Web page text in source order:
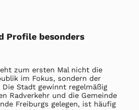
Profile besonders
zum ersten Mal nicht die
im Fokus, sondern der
Stadt gewinnt regelmäßig
Radverkehr und die Gemeinde
Freiburgs gelegen, ist häufig